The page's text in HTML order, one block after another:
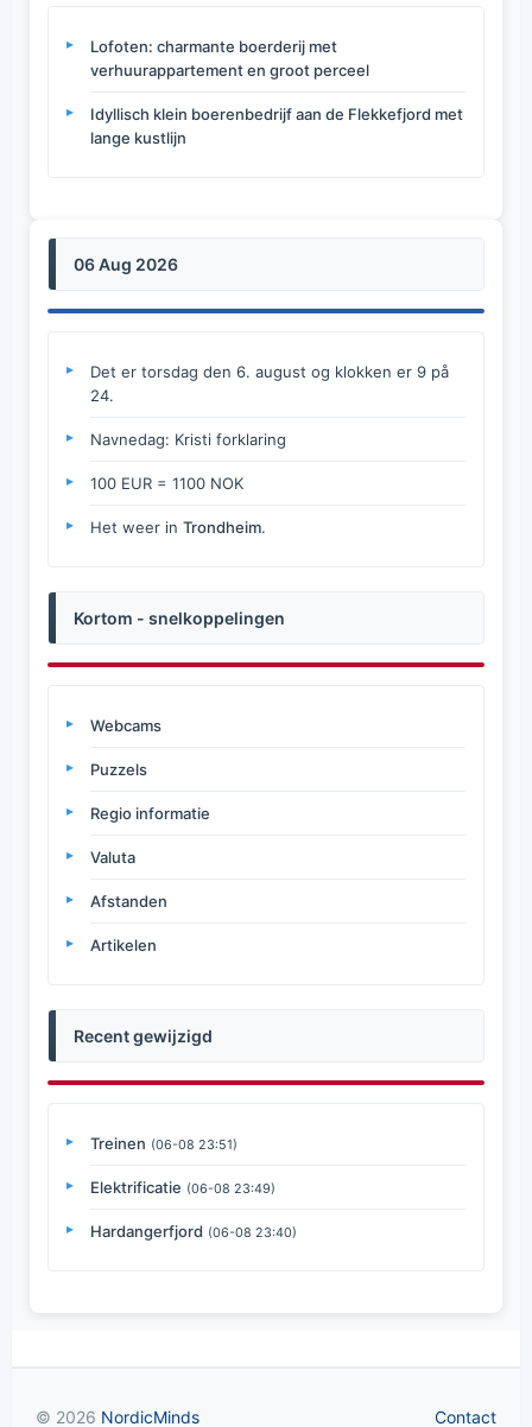
Lofoten: charmante boerderij met
verhuurappartement en groot perceel
Idyllisch klein boerenbedrijf aan de Flekkefjord met
lange kustlijn
06 Aug 2026
Det er torsdag den 6. august og klokken er 9 på
24.
Navnedag: Kristi forklaring
100 EUR = 1100 NOK
Het weer in Trondheim.
Kortom - snelkoppelingen
Webcams
Puzzels
Regio informatie
Valuta
Afstanden
Artikelen
Recent gewijzigd
Treinen (06-08 23:51)
Elektrificatie (06-08 23:49)
Hardangerfjord (06-08 23:40)
© 2026 NordicMinds Contact